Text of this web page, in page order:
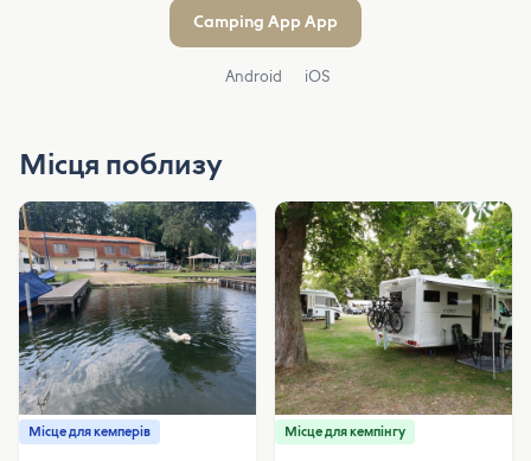
Camping App App
Android iOS
Місця поблизу
Місце для кемперів Місце для кемпінгу